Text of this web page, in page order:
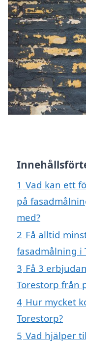
1 Vad kan ett
på
med?
2 Få alltid
fasadmålning i
3 Få 3
Torestorp från
4 Hur mycket
Torestorp?
5 Vad hjälper